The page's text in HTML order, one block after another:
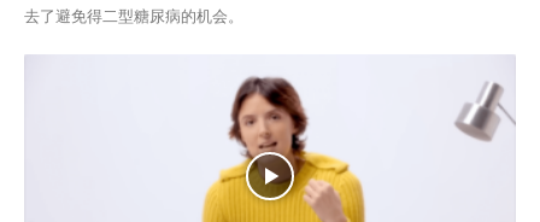
去了避免得二型糖尿病的机会。